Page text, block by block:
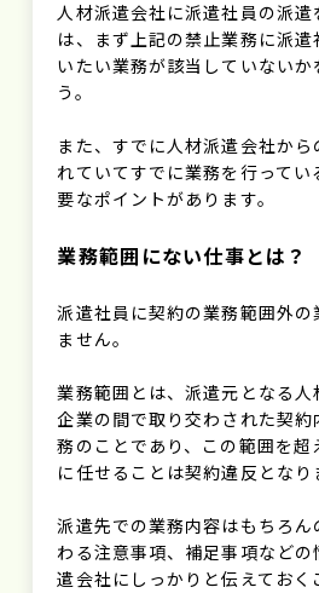
人材派遣会社に派遣社員の派遣
は、まず上記の禁止業務に派遣
いたい業務が該当していないか
う。
また、すでに人材派遣会社か
れていてすでに業務を行って
要なポイントがあります。
業務範囲にない仕事とは？
派遣社員に契約の業務範囲外
ません。
業務範囲とは、派遣元となる
企業の間で取り交わされた契
務のことであり、この範囲を超
に任せることは契約違反となり
派遣先での業務内容はもちろ
わる注意事項、補足事項など
遣会社にしっかりと伝えておく